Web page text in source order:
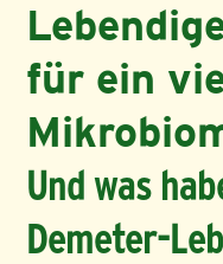
für ein
Und was
Demeter-